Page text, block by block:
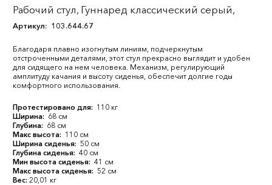
Рабочий стул, Гуннаред классический серый,
Артикул: 103.644.67
Благодаря плавно изогнутым линиям, подчеркнутым
отстроченными деталями, этот стул прекрасно выглядит и удобен
для сидящего на нем человека. Механизм, регулирующий
амплитуду качания и высоту сиденья, обеспечит долгие годы
комфортного использования.
Протестировано для: 110 кг
Ширина: 68 см
Глубина: 68 см
Макс высота: 110 см
Ширина сиденья: 50 см
Глубина сиденья: 40 см
Мин высота сиденья: 41 см
Макс высота сиденья: 52 см
Вес: 20,01 кг